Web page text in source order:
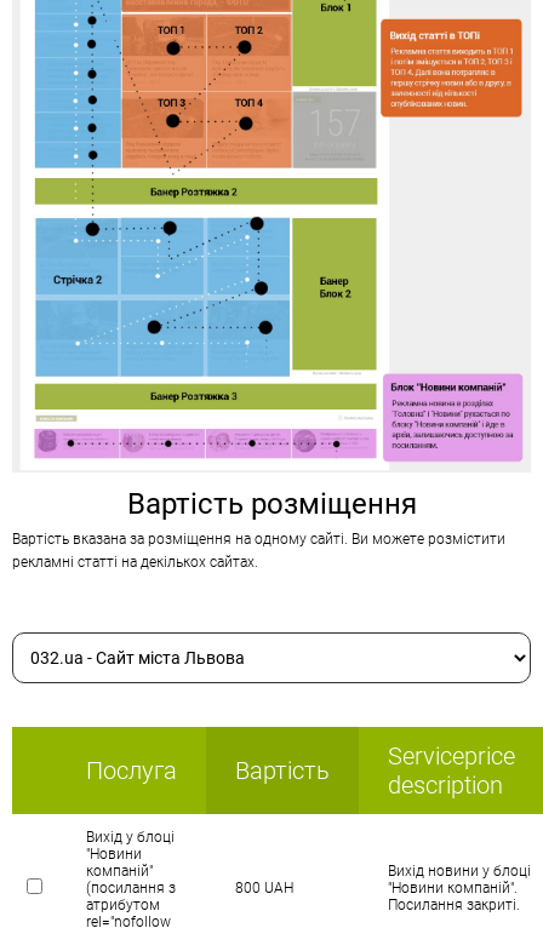
Вартість розміщення
Вартість вказана за розміщення на одному сайті. Ви можете розмістити
рекламні статті на декількох сайтах.
Послуга Вартість
Serviceprice
description
Вихід у блоці
"Новини
компаній"
(посилання з
атрибутом
rel="nofollow
800 UAH
Вихід новини у блоці
"Новини компаній".
Посилання закриті.